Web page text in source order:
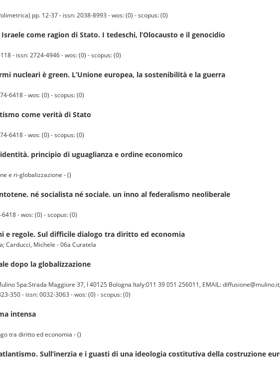
pp. 12-37 - issn: 2038-8993 - wos: (0) - scopus: (0)
come ragion di Stato. I tedeschi, l’Olocausto e il genocidio
- issn: 2724-4946 - wos: (0) - scopus: (0)
nucleari è green. L’Unione europea, la sostenibilità e la guerra
6418 - wos: (0) - scopus: (0)
come verità di Stato
6418 - wos: (0) - scopus: (0)
principio di uguaglianza e ordine economico
e ri-globalizzazione - ()
né socialista né sociale. un inno al federalismo neoliberale
- wos: (0) - scopus: (0)
e regole. Sul difficile dialogo tra diritto ed economia
Carducci, Michele - 06a Curatela
dopo la globalizzazione
Spa:Strada Maggiore 37, I 40125 Bologna Italy:011 39 051 256011, EMAIL:
350 - issn: 0032-3063 - wos: (0) - scopus: (0)
intensa
tra diritto ed economia - ()
Sull’inerzia e i guasti di una ideologia costitutiva della costruzione